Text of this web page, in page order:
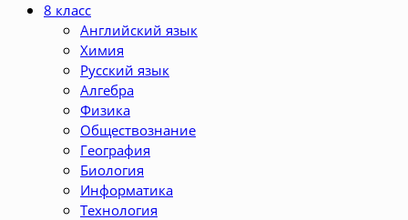
8 класс
Английский язык
Химия
Русский язык
Алгебра
Физика
Обществознание
География
Биология
Информатика
Технология